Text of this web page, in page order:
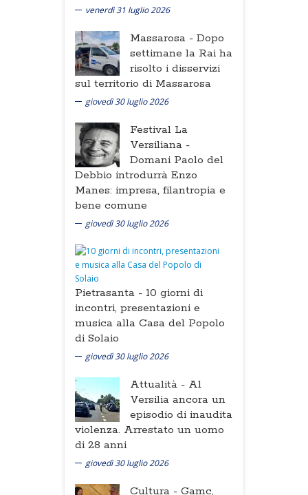
venerdì 31 luglio 2026
Massarosa - Dopo
settimane la Rai ha
risolto i disservizi
sul territorio di Massarosa
giovedì 30 luglio 2026
Festival La
Versiliana -
Domani Paolo del
Debbio introdurrà Enzo
Manes: impresa, filantropia e
bene comune
giovedì 30 luglio 2026
Pietrasanta - 10 giorni di
incontri, presentazioni e
musica alla Casa del Popolo
di Solaio
giovedì 30 luglio 2026
Attualità - Al
Versilia ancora un
episodio di inaudita
violenza. Arrestato un uomo
di 28 anni
giovedì 30 luglio 2026
Cultura - Gamc,